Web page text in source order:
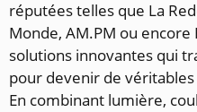
réputées telles que La
Monde, AM.PM ou
solutions innovantes qui
pour devenir de
En combinant lumière,